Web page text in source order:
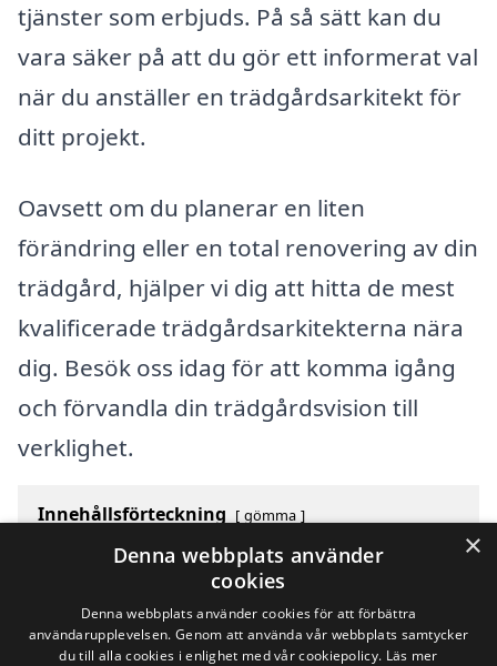
tjänster som erbjuds. På så sätt kan du
vara säker på att du gör ett informerat val
när du anställer en trädgårdsarkitekt för
ditt projekt.
Oavsett om du planerar en liten
förändring eller en total renovering av din
trädgård, hjälper vi dig att hitta de mest
kvalificerade trädgårdsarkitekterna nära
dig. Besök oss idag för att komma igång
och förvandla din trädgårdsvision till
verklighet.
Innehållsförteckning gömma
Översikt över svenska städer som börjar med M
Sök efter en skicklig trädgårdsarkitekt i andra städer
×
Denna webbplats använder
cookies
Denna webbplats använder cookies för att förbättra
användarupplevelsen. Genom att använda vår webbplats samtycker
du till alla cookies i enlighet med vår cookiepolicy. Läs mer